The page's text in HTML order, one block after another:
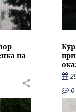
на
0